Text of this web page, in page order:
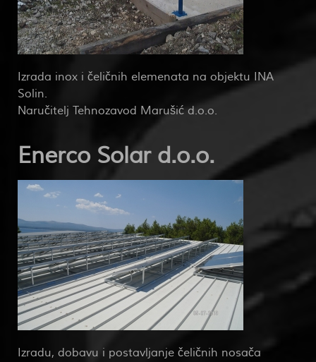
Izrada inox i čeličnih elemenata na objektu INA
Solin.
Naručitelj Tehnozavod Marušić d.o.o.
Enerco Solar d.o.o.
Izradu, dobavu i postavljanje čeličnih nosača